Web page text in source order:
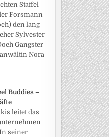
Staffel
Forsmann
den lang
Sylvester
Gangster
Nora
Buddies –
leitet das
seiner